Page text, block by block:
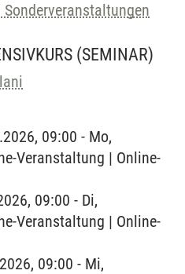
(SEMINAR)
09:00 - Mo,
Veranstaltung | Online-
09:00 - Di,
Veranstaltung | Online-
09:00 - Mi,